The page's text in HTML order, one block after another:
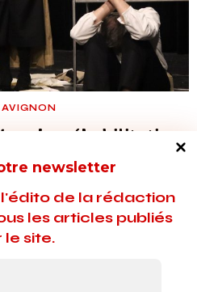
: La réhabilitation
signe un travail de toute
En mettant en avant le
vision très puissante de ce
le XXe siècle.
newsletter
de la rédaction
les articles publiés
le site.